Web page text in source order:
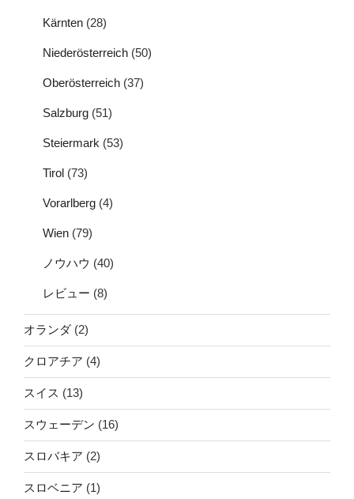
Kärnten (28)
Niederösterreich (50)
Oberösterreich (37)
Salzburg (51)
Steiermark (53)
Tirol (73)
Vorarlberg (4)
Wien (79)
ノウハウ (40)
レビュー (8)
オランダ (2)
クロアチア (4)
スイス (13)
スウェーデン (16)
スロバキア (2)
スロベニア (1)